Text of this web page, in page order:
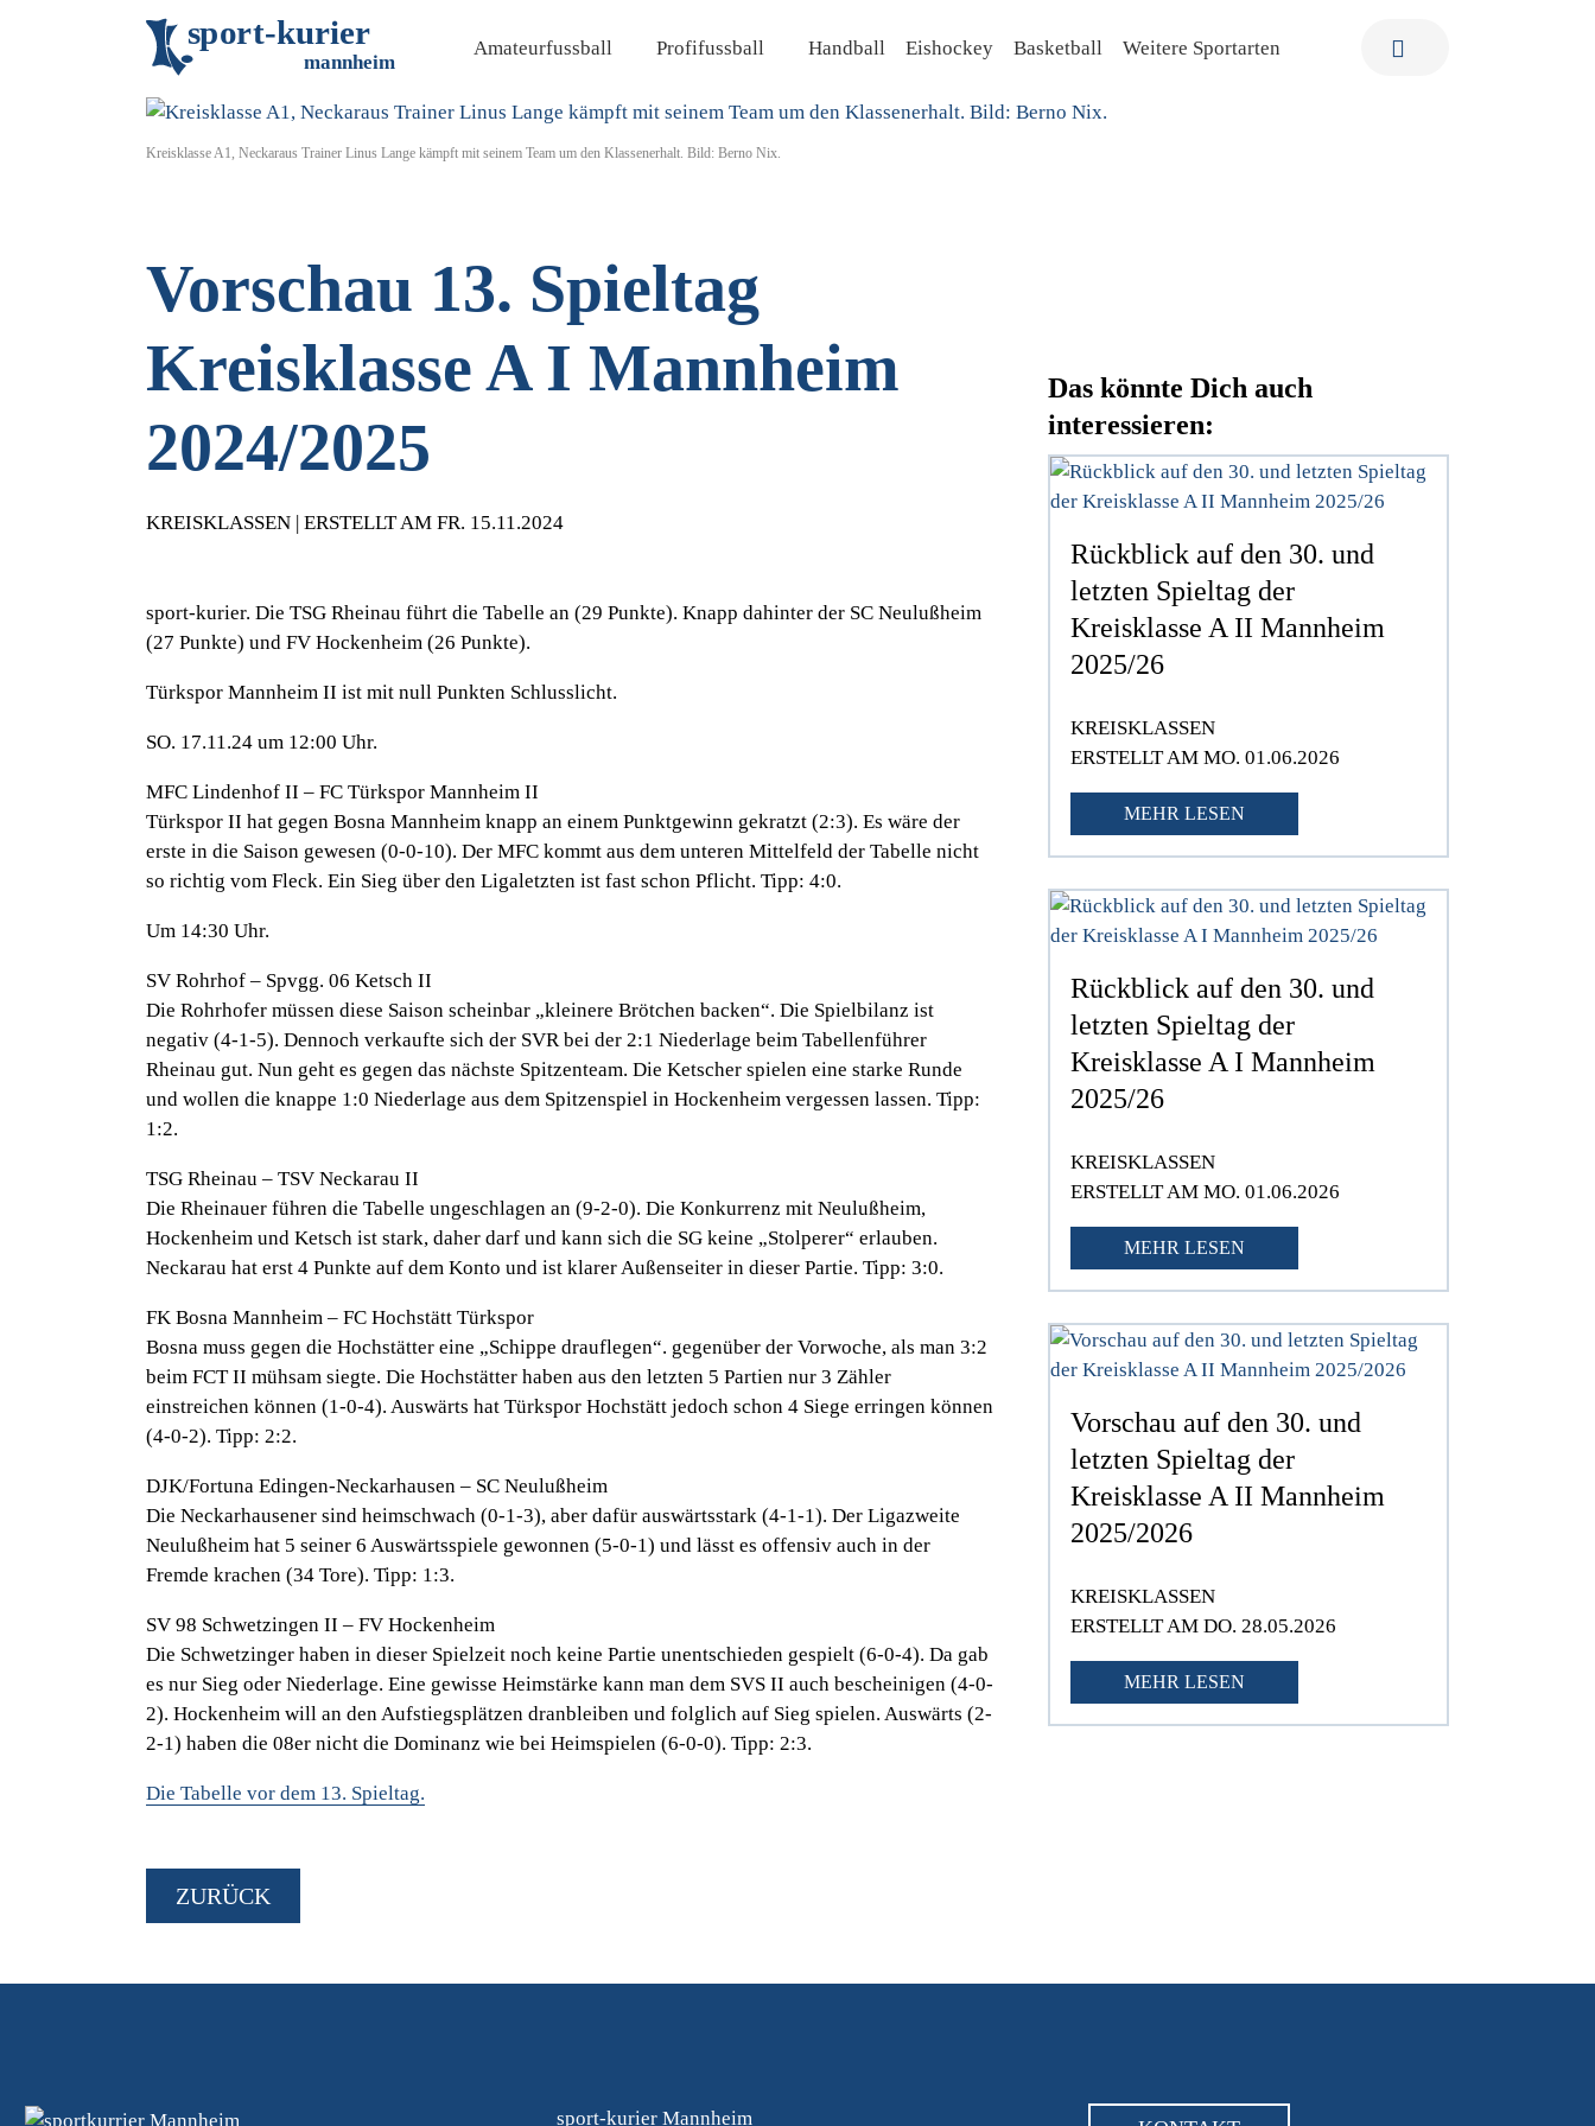
sport-kurier
mannheim
Amateurfussball Profifussball Handball Eishockey Basketball Weitere Sportarten
Kreisklasse A1, Neckaraus Trainer Linus Lange kämpft mit seinem Team um den Klassenerhalt. Bild: Berno Nix.
Vorschau 13. Spieltag
Kreisklasse A I Mannheim
2024/2025
KREISKLASSEN | ERSTELLT AM FR. 15.11.2024
sport-kurier. Die TSG Rheinau führt die Tabelle an (29 Punkte). Knapp dahinter der SC Neulußheim
(27 Punkte) und FV Hockenheim (26 Punkte).
Türkspor Mannheim II ist mit null Punkten Schlusslicht.
SO. 17.11.24 um 12:00 Uhr.
MFC Lindenhof II – FC Türkspor Mannheim II
Türkspor II hat gegen Bosna Mannheim knapp an einem Punktgewinn gekratzt (2:3). Es wäre der
erste in die Saison gewesen (0-0-10). Der MFC kommt aus dem unteren Mittelfeld der Tabelle nicht
so richtig vom Fleck. Ein Sieg über den Ligaletzten ist fast schon Pflicht. Tipp: 4:0.
Um 14:30 Uhr.
SV Rohrhof – Spvgg. 06 Ketsch II
Die Rohrhofer müssen diese Saison scheinbar „kleinere Brötchen backen“. Die Spielbilanz ist
negativ (4-1-5). Dennoch verkaufte sich der SVR bei der 2:1 Niederlage beim Tabellenführer
Rheinau gut. Nun geht es gegen das nächste Spitzenteam. Die Ketscher spielen eine starke Runde
und wollen die knappe 1:0 Niederlage aus dem Spitzenspiel in Hockenheim vergessen lassen. Tipp:
1:2.
TSG Rheinau – TSV Neckarau II
Die Rheinauer führen die Tabelle ungeschlagen an (9-2-0). Die Konkurrenz mit Neulußheim,
Hockenheim und Ketsch ist stark, daher darf und kann sich die SG keine „Stolperer“ erlauben.
Neckarau hat erst 4 Punkte auf dem Konto und ist klarer Außenseiter in dieser Partie. Tipp: 3:0.
FK Bosna Mannheim – FC Hochstätt Türkspor
Bosna muss gegen die Hochstätter eine „Schippe drauflegen“. gegenüber der Vorwoche, als man 3:2
beim FCT II mühsam siegte. Die Hochstätter haben aus den letzten 5 Partien nur 3 Zähler
einstreichen können (1-0-4). Auswärts hat Türkspor Hochstätt jedoch schon 4 Siege erringen können
(4-0-2). Tipp: 2:2.
DJK/Fortuna Edingen-Neckarhausen – SC Neulußheim
Die Neckarhausener sind heimschwach (0-1-3), aber dafür auswärtsstark (4-1-1). Der Ligazweite
Neulußheim hat 5 seiner 6 Auswärtsspiele gewonnen (5-0-1) und lässt es offensiv auch in der
Fremde krachen (34 Tore). Tipp: 1:3.
SV 98 Schwetzingen II – FV Hockenheim
Die Schwetzinger haben in dieser Spielzeit noch keine Partie unentschieden gespielt (6-0-4). Da gab
es nur Sieg oder Niederlage. Eine gewisse Heimstärke kann man dem SVS II auch bescheinigen (4-0-
2). Hockenheim will an den Aufstiegsplätzen dranbleiben und folglich auf Sieg spielen. Auswärts (2-
2-1) haben die 08er nicht die Dominanz wie bei Heimspielen (6-0-0). Tipp: 2:3.
Die Tabelle vor dem 13. Spieltag.
ZURÜCK
Das könnte Dich auch
interessieren:
Rückblick auf den 30. und
letzten Spieltag der
Kreisklasse A II Mannheim
2025/26
KREISKLASSEN
ERSTELLT AM MO. 01.06.2026
MEHR LESEN
Rückblick auf den 30. und
letzten Spieltag der
Kreisklasse A I Mannheim
2025/26
KREISKLASSEN
ERSTELLT AM MO. 01.06.2026
MEHR LESEN
Vorschau auf den 30. und
letzten Spieltag der
Kreisklasse A II Mannheim
2025/2026
KREISKLASSEN
ERSTELLT AM DO. 28.05.2026
MEHR LESEN
sport-kurier Mannheim